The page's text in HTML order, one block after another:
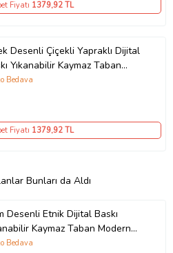
Fiyatı 1379,92 TL
Desenli Çiçekli Yapraklı Dijital
Yıkanabilir Kaymaz Taban
Salon ve Hol Halısı (Çok
Bedava
Fiyatı 1379,92 TL
Bunları da Aldı
Desenli Etnik Dijital Baskı
Kaymaz Taban Modern
Halı ve Yolluk (Kırmızı)
Bedava